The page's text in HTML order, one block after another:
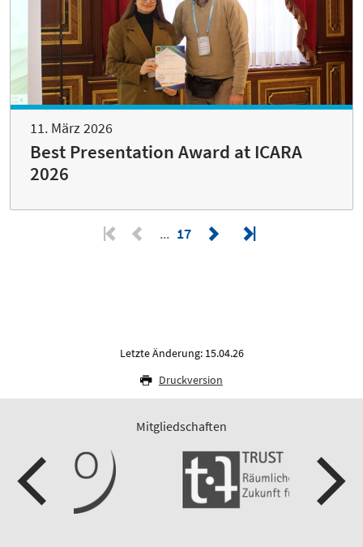
11. März 2026
Best Presentation Award at ICARA
2026
17
Letzte Änderung: 15.04.26
Druckversion
Mitgliedschaften